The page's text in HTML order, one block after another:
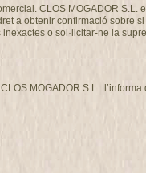
CLOS MOGADOR S.L.
a obtenir confirmació sobre
o sol·licitar-ne la
MOGADOR S.L. l’informa